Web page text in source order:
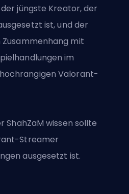
jüngste Kreator, der
ist, und der
mit
im
Valorant-
ShahZaM wissen sollte
-Streamer
ausgesetzt ist.